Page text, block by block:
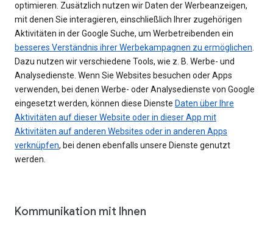
optimieren. Zusätzlich nutzen wir Daten der Werbeanzeigen,
mit denen Sie interagieren, einschließlich Ihrer zugehörigen
Aktivitäten in der Google Suche, um Werbetreibenden ein
besseres Verständnis ihrer Werbekampagnen zu ermöglichen.
Dazu nutzen wir verschiedene Tools, wie z. B. Werbe- und
Analysedienste. Wenn Sie Websites besuchen oder Apps
verwenden, bei denen Werbe- oder Analysedienste von Google
eingesetzt werden, können diese Dienste Daten über Ihre
Aktivitäten auf dieser Website oder in dieser App mit
Aktivitäten auf anderen Websites oder in anderen Apps
verknüpfen, bei denen ebenfalls unsere Dienste genutzt
werden.
Kommunikation mit Ihnen